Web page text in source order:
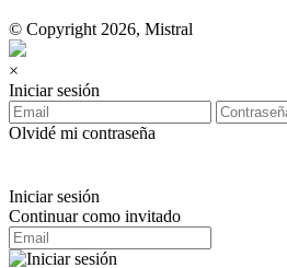
© Copyright 2026, Mistral
×
Iniciar sesión
Olvidé mi contraseña
Iniciar sesión
Continuar como invitado